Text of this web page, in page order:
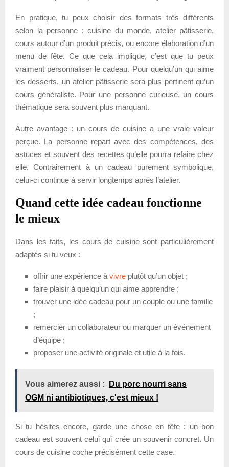
En pratique, tu peux choisir des formats très différents
selon la personne : cuisine du monde, atelier pâtisserie,
cours autour d’un produit précis, ou encore élaboration d’un
menu de fête. Ce que cela implique, c’est que tu peux
vraiment personnaliser le cadeau. Pour quelqu’un qui aime
les desserts, un atelier pâtisserie sera plus pertinent qu’un
cours généraliste. Pour une personne curieuse, un cours
thématique sera souvent plus marquant.
Autre avantage : un cours de cuisine a une vraie valeur
perçue. La personne repart avec des compétences, des
astuces et souvent des recettes qu’elle pourra refaire chez
elle. Contrairement à un cadeau purement symbolique,
celui-ci continue à servir longtemps après l’atelier.
Quand cette idée cadeau fonctionne
le mieux
Dans les faits, les cours de cuisine sont particulièrement
adaptés si tu veux :
offrir une expérience à vivre plutôt qu’un objet ;
faire plaisir à quelqu’un qui aime apprendre ;
trouver une idée cadeau pour un couple ou une famille
;
remercier un collaborateur ou marquer un événement
d’équipe ;
proposer une activité originale et utile à la fois.
Vous aimerez aussi :
Du porc nourri sans
OGM ni antibiotiques, c'est mieux !
Si tu hésites encore, garde une chose en tête : un bon
cadeau est souvent celui qui crée un souvenir concret. Un
cours de cuisine coche précisément cette case.